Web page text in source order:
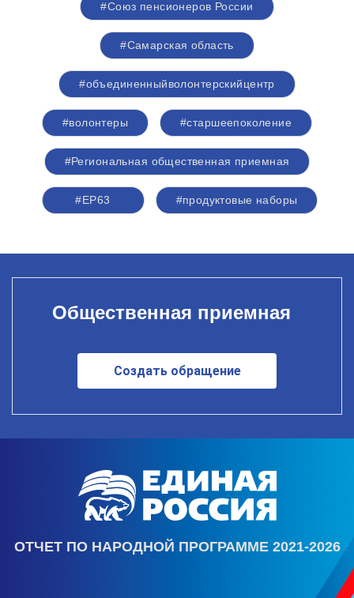
#Союз пенсионеров России
#Самарская область
#объединенныйволонтерскийцентр
#волонтеры #старшеепоколение
#Региональная общественная приемная
#ЕР63 #продуктовые наборы
Общественная приемная
Создать обращение
ОТЧЕТ ПО НАРОДНОЙ ПРОГРАММЕ 2021-2026